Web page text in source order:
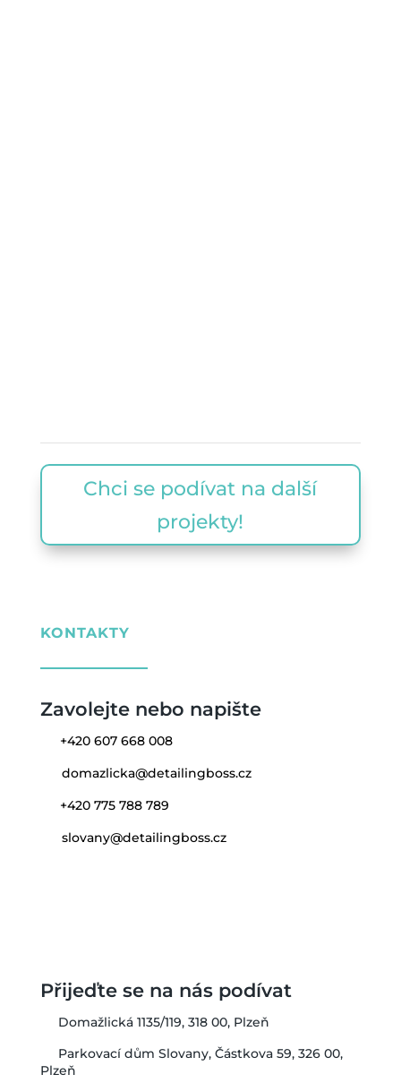
Chci se podívat na další
projekty!
KONTAKTY
Zavolejte nebo napište
+420 607 668 008
domazlicka@detailingboss.cz
+420 775 788 789
slovany@detailingboss.cz
Přijeďte se na nás podívat
Domažlická 1135/119, 318 00, Plzeň
Parkovací dům Slovany, Částkova 59, 326 00,
Plzeň